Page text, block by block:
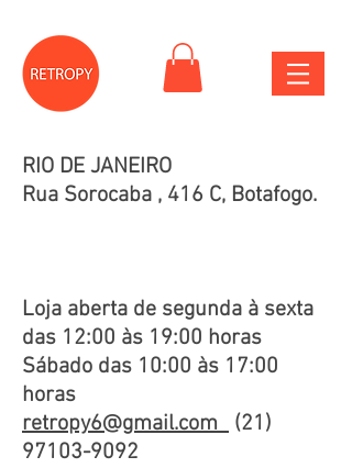
RIO DE JANEIRO
Rua Sorocaba , 416 C, Botafogo.
Loja aberta de segunda à sexta
das 12:00 às 19:00 horas
Sábado das 10:00 às 17:00
horas
retropy6@gmail.com (21)
97103-9092